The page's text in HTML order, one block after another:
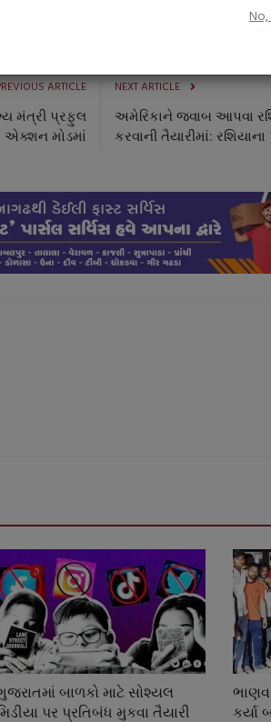
ARTICLE
મંત્રી પ્રફુલ
એક્શન મોડમાં
NEXT ARTICLE
અમેરિકાને જવાબ આપવા
કરવાની તૈયારીમાં:
બાળકો માટે સોશ્યલ
પર પ્રતિબંધ મુકવા તૈયારી
કર્યા